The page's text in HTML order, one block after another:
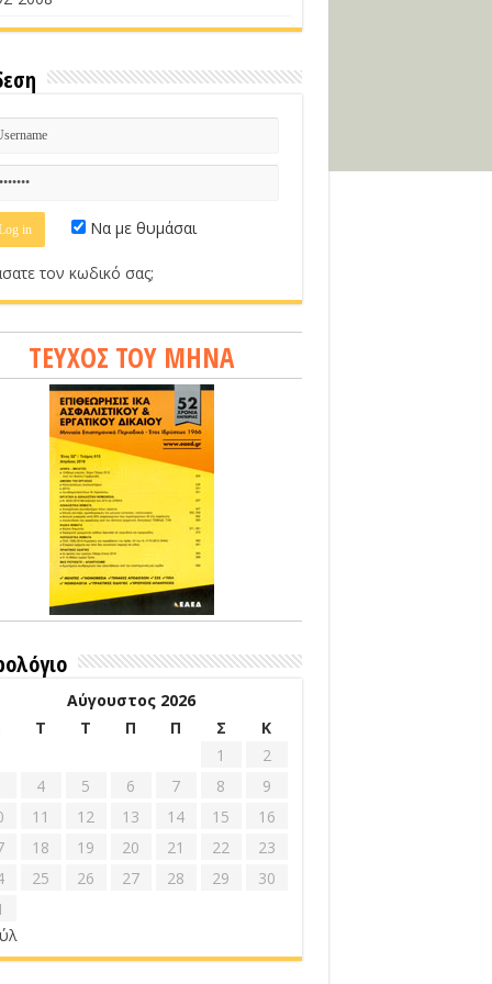
Να με θυμάσαι
τον κωδικό σας;
ΤΕΥΧΟΣ ΤΟΥ ΜΗΝΑ
Αύγουστος 2026
Τ Τ Π Π Σ
Κ
1
2
4 5 6 7 8
9
11 12 13 14 15
16
18 19 20 21 22
23
25 26 27 28 29
30